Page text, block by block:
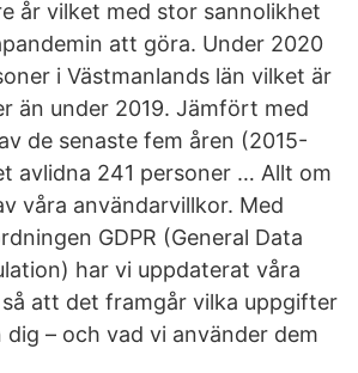
år vilket med stor sannolikhet
att göra. Under 2020
i Västmanlands län vilket är
än under 2019. Jämfört med
de senaste fem åren (2015-
avlidna 241 personer … Allt om
våra användarvillkor. Med
GDPR (General Data
har vi uppdaterat våra
att det framgår vilka uppgifter
– och vad vi använder dem